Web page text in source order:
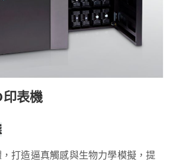
表機
打造逼真觸感與生物力學模擬，提